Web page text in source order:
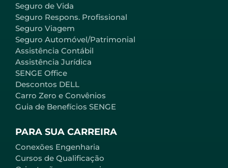
Seguro de Vida
Seguro Respons. Profissional
Seguro Viagem
Seguro Automóvel/Patrimonial
Assistência Contábil
Assistência Jurídica
SENGE Office
Descontos DELL
Carro Zero e Convênios
Guia de Benefícios SENGE
PARA SUA CARREIRA
Conexões Engenharia
Cursos de Qualificação